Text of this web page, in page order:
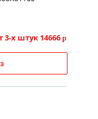
3-х штук 14666 p